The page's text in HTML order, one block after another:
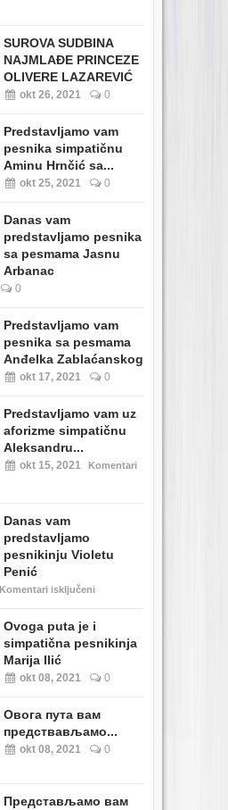
SUROVA SUDBINA
NAJMLAĐE PRINCEZE
OLIVERE LAZAREVIĆ
okt 26, 2021 0
Predstavljamo vam
pesnika simpatičnu
Aminu Hrnčić sa...
okt 25, 2021 0
Danas vam
predstavljamo pesnika
sa pesmama Jasnu
Arbanac
0
Predstavljamo vam
pesnika sa pesmama
Anđelka Zablaćanskog
okt 17, 2021 0
Predstavljamo vam uz
aforizme simpatičnu
Aleksandru...
okt 15, 2021
Komentari
Danas vam
predstavljamo
pesnikinju Violetu
Penić
Komentari isključeni
Ovoga puta je i
simpatična pesnikinja
Marija Ilić
okt 08, 2021 0
Овога пута вам
предствављамо...
okt 08, 2021 0
Представљамо вам